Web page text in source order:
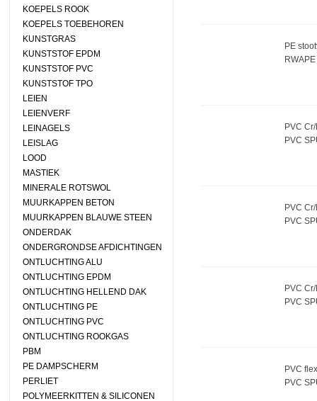
KOEPELS ROOK
KOEPELS TOEBEHOREN
KUNSTGRAS
KUNSTSTOF EPDM
KUNSTSTOF PVC
KUNSTSTOF TPO
LEIEN
LEIENVERF
LEINAGELS
LEISLAG
LOOD
MASTIEK
MINERALE ROTSWOL
MUURKAPPEN BETON
MUURKAPPEN BLAUWE STEEN
ONDERDAK
ONDERGRONDSE AFDICHTINGEN
ONTLUCHTING ALU
ONTLUCHTING EPDM
ONTLUCHTING HELLEND DAK
ONTLUCHTING PE
ONTLUCHTING PVC
ONTLUCHTING ROOKGAS
PBM
PE DAMPSCHERM
PERLIET
POLYMEERKITTEN & SILICONEN
PE
PVC
PVC
PVC
PVC
PVC
PVC
PVC
PVC